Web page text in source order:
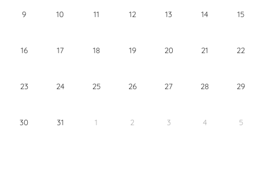
9 10 11 12 13 14 15
16 17 18 19 20 21 22
23 24 25 26 27 28 29
30 31 1 2 3 4 5